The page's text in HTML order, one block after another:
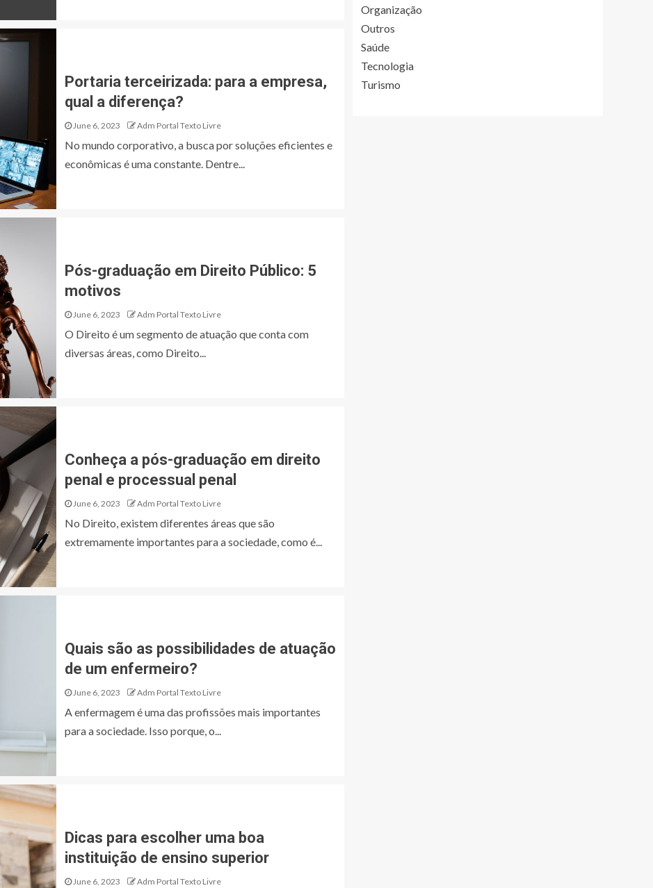
Portaria terceirizada: para a empresa,
qual a diferença?
June 6, 2023 Adm Portal Texto Livre
No mundo corporativo, a busca por soluções eficientes e
econômicas é uma constante. Dentre...
Pós-graduação em Direito Público: 5
motivos
June 6, 2023 Adm Portal Texto Livre
O Direito é um segmento de atuação que conta com
diversas áreas, como Direito...
Conheça a pós-graduação em direito
penal e processual penal
June 6, 2023 Adm Portal Texto Livre
No Direito, existem diferentes áreas que são
extremamente importantes para a sociedade, como é...
Quais são as possibilidades de atuação
de um enfermeiro?
June 6, 2023 Adm Portal Texto Livre
A enfermagem é uma das profissões mais importantes
para a sociedade. Isso porque, o...
Dicas para escolher uma boa
instituição de ensino superior
June 6, 2023 Adm Portal Texto Livre
Organização
Outros
Saúde
Tecnologia
Turismo